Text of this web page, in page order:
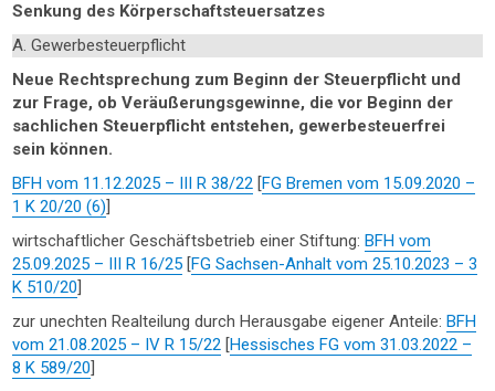
Senkung des Körperschaftsteuersatzes
A. Gewerbesteuerpflicht
Neue Rechtsprechung zum Beginn der Steuerpflicht und
zur Frage, ob Veräußerungsgewinne, die vor Beginn der
sachlichen Steuerpflicht entstehen, gewerbesteuerfrei
sein können.
BFH vom 11.12.2025 – III R 38/22 [FG Bremen vom 15.09.2020 –
1 K 20/20 (6)]
wirtschaftlicher Geschäftsbetrieb einer Stiftung:BFH vom
25.09.2025 – III R 16/25 [FG Sachsen-Anhalt vom 25.10.2023 – 3
K 510/20]
zur unechten Realteilung durch Herausgabe eigener Anteile:BFH
vom 21.08.2025 – IV R 15/22 [Hessisches FG vom 31.03.2022 –
8 K 589/20]